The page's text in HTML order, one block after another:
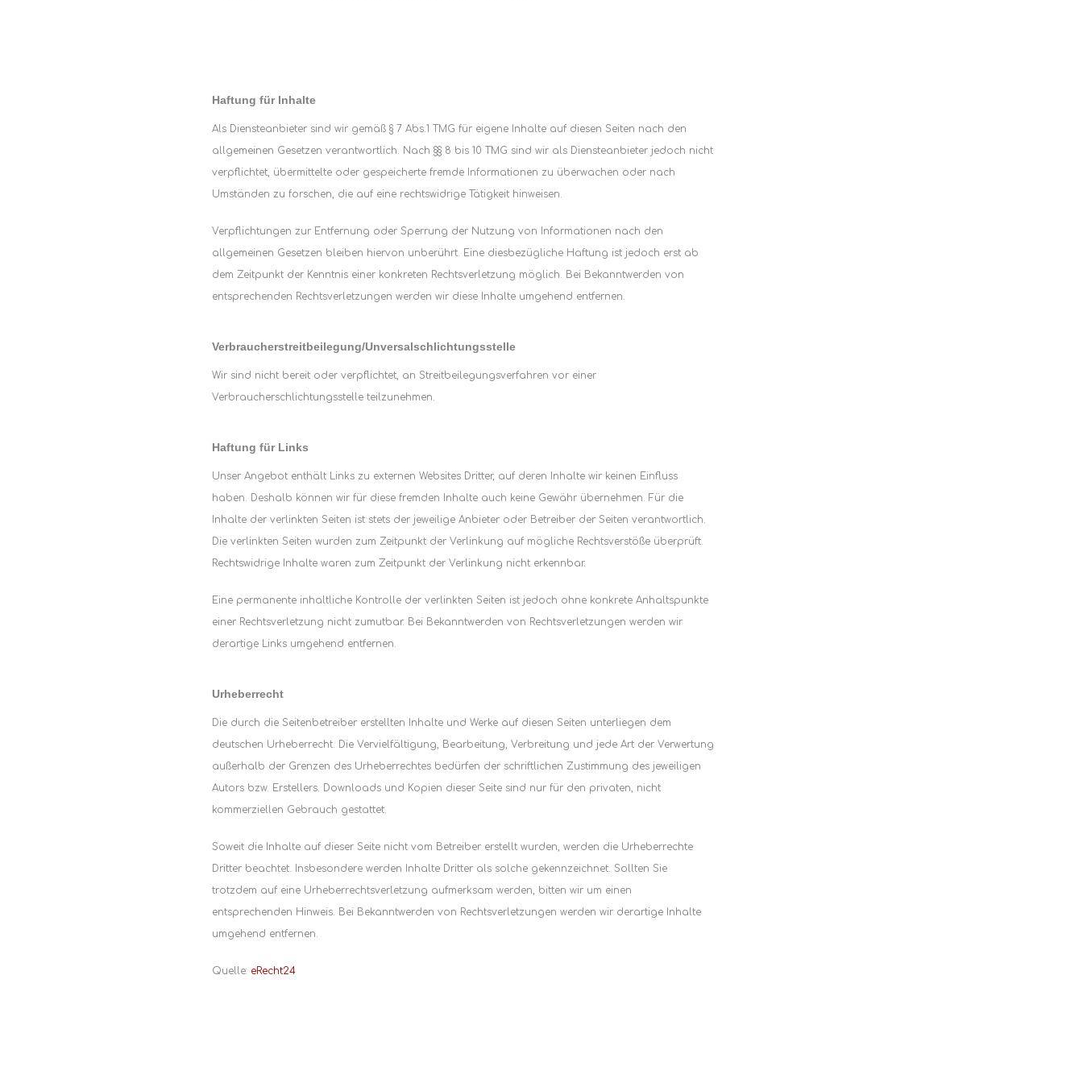
Haftung für Inhalte
Als Diensteanbieter sind wir gemäß § 7 Abs.1 TMG für eigene Inhalte auf diesen Seiten nach den
allgemeinen Gesetzen verantwortlich. Nach §§ 8 bis 10 TMG sind wir als Diensteanbieter jedoch nicht
verpflichtet, übermittelte oder gespeicherte fremde Informationen zu überwachen oder nach
Umständen zu forschen, die auf eine rechtswidrige Tätigkeit hinweisen.
Verpflichtungen zur Entfernung oder Sperrung der Nutzung von Informationen nach den
allgemeinen Gesetzen bleiben hiervon unberührt. Eine diesbezügliche Haftung ist jedoch erst ab
dem Zeitpunkt der Kenntnis einer konkreten Rechtsverletzung möglich. Bei Bekanntwerden von
entsprechenden Rechtsverletzungen werden wir diese Inhalte umgehend entfernen.
Verbraucherstreitbeilegung/Unversalschlichtungsstelle
Wir sind nicht bereit oder verpflichtet, an Streitbeilegungsverfahren vor einer
Verbraucherschlichtungsstelle teilzunehmen.
Haftung für Links
Unser Angebot enthält Links zu externen Websites Dritter, auf deren Inhalte wir keinen Einfluss
haben. Deshalb können wir für diese fremden Inhalte auch keine Gewähr übernehmen. Für die
Inhalte der verlinkten Seiten ist stets der jeweilige Anbieter oder Betreiber der Seiten verantwortlich.
Die verlinkten Seiten wurden zum Zeitpunkt der Verlinkung auf mögliche Rechtsverstöße überprüft.
Rechtswidrige Inhalte waren zum Zeitpunkt der Verlinkung nicht erkennbar.
Eine permanente inhaltliche Kontrolle der verlinkten Seiten ist jedoch ohne konkrete Anhaltspunkte
einer Rechtsverletzung nicht zumutbar. Bei Bekanntwerden von Rechtsverletzungen werden wir
derartige Links umgehend entfernen.
Urheberrecht
Die durch die Seitenbetreiber erstellten Inhalte und Werke auf diesen Seiten unterliegen dem
deutschen Urheberrecht. Die Vervielfältigung, Bearbeitung, Verbreitung und jede Art der Verwertung
außerhalb der Grenzen des Urheberrechtes bedürfen der schriftlichen Zustimmung des jeweiligen
Autors bzw. Erstellers. Downloads und Kopien dieser Seite sind nur für den privaten, nicht
kommerziellen Gebrauch gestattet.
Soweit die Inhalte auf dieser Seite nicht vom Betreiber erstellt wurden, werden die Urheberrechte
Dritter beachtet. Insbesondere werden Inhalte Dritter als solche gekennzeichnet. Sollten Sie
trotzdem auf eine Urheberrechtsverletzung aufmerksam werden, bitten wir um einen
entsprechenden Hinweis. Bei Bekanntwerden von Rechtsverletzungen werden wir derartige Inhalte
umgehend entfernen.
Quelle: eRecht24